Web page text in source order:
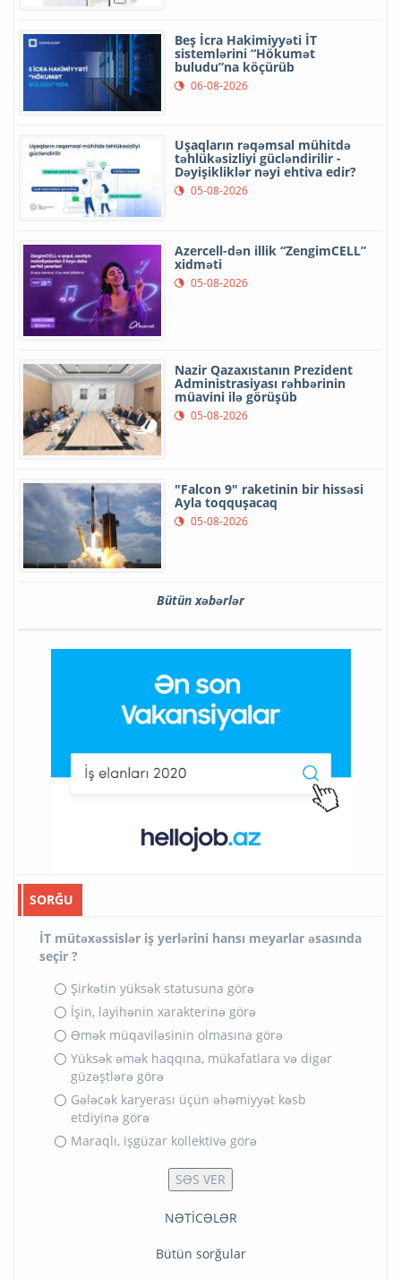
Beş İcra Hakimiyyəti İT
sistemlərini “Hökumət
buludu”na köçürüb
06-08-2026
Uşaqların rəqəmsal mühitdə
təhlükəsizliyi gücləndirilir -
Dəyişikliklər nəyi ehtiva edir?
05-08-2026
Azercell-dən illik “ZengimCELL”
xidməti
05-08-2026
Nazir Qazaxıstanın Prezident
Administrasiyası rəhbərinin
müavini ilə görüşüb
05-08-2026
"Falcon 9" raketinin bir hissəsi
Ayla toqquşacaq
05-08-2026
Bütün xəbərlər
SORĞU
İT mütəxəssislər iş yerlərini hansı meyarlar əsasında
seçir ?
Şirkətin yüksək statusuna görə
İşin, layihənin xarakterinə görə
Əmək müqaviləsinin olmasına görə
Yüksək əmək haqqına, mükafatlara və digər
güzəştlərə görə
Gələcək karyerası üçün əhəmiyyət kəsb
etdiyinə görə
Maraqlı, işgüzar kollektivə görə
NƏTİCƏLƏR
Bütün sorğular